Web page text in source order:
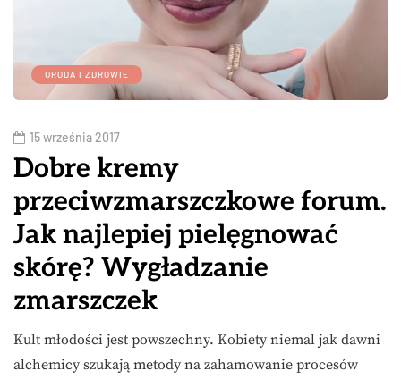
URODA I ZDROWIE
15 września 2017
Dobre kremy
przeciwzmarszczkowe forum.
Jak najlepiej pielęgnować
skórę? Wygładzanie
zmarszczek
Kult młodości jest powszechny. Kobiety niemal jak dawni
alchemicy szukają metody na zahamowanie procesów